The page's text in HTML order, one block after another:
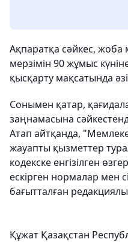
Ақпаратқа сәйкес, жоба
мерзімін 90 жұмыс
қысқарту мақсатында
Сонымен қатар,
заңнамасына
Атап айтқанда,
жауапты қызметтер
кодекске енгізілген
ескірген нормалар мен
бағытталған
Құжат Қазақстан